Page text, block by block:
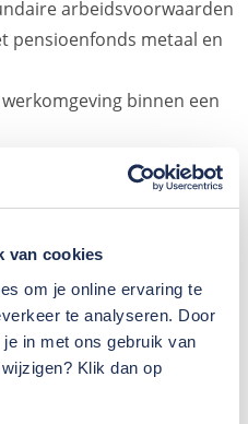
van cookies
om je online ervaring te
te analyseren. Door
in met ons gebruik van
Klik dan op
arbeidsvoorwaarden
pensioenfonds metaal en
binnen een
en professionele
van o.a. workshops,
meer informatie over deze
op met mevrouw Irma
HRM, stuur een